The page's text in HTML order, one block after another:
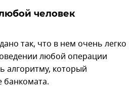
человек
так, что в нем очень легко
любой операции
алгоритму, который
банкомата.